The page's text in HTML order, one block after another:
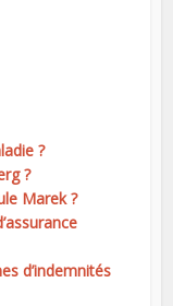
?
?
Marek ?
d’indemnités